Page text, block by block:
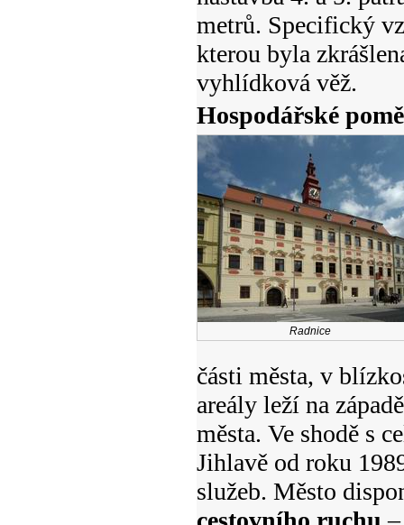
metrů. Specifický
kterou byla
vyhlídková věž.
Hospodářské
Radnice
části města, v
areály leží na
města. Ve shodě s
Jihlavě od roku
služeb. Město